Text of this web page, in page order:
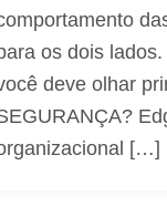
os dois
deve olhar
[…]